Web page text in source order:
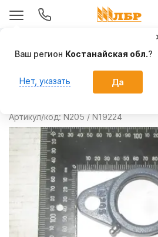
Корпус N205
Артикул/код: N205 / N19224
Ваш регион Костанайская обл.?
Нет, указать Да